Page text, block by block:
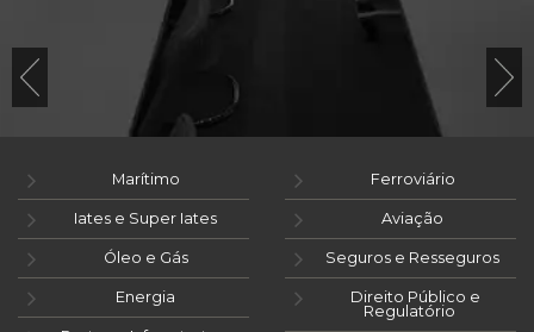
Marítimo
Iates e Super Iates
Óleo e Gás
Energia
Ferroviário
Aviação
Seguros e Resseguros
Direito Público e
Regulatório